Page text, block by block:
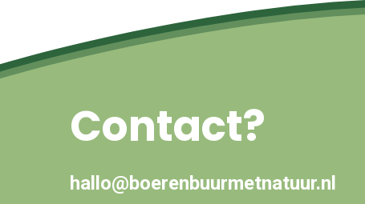
Contact?
hallo@boerenbuurmetnatuur.nl